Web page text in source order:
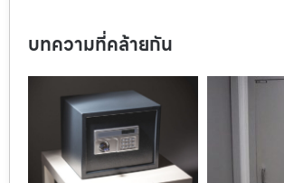
บทความที่คล้ายกัน